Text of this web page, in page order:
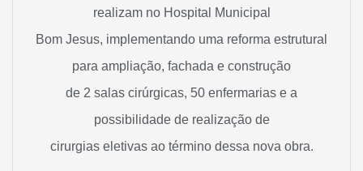
realizam no Hospital Municipal
Bom Jesus, implementando uma reforma estrutural
para ampliação, fachada e construção
de 2 salas cirúrgicas, 50 enfermarias e a
possibilidade de realização de
cirurgias eletivas ao término dessa nova obra.